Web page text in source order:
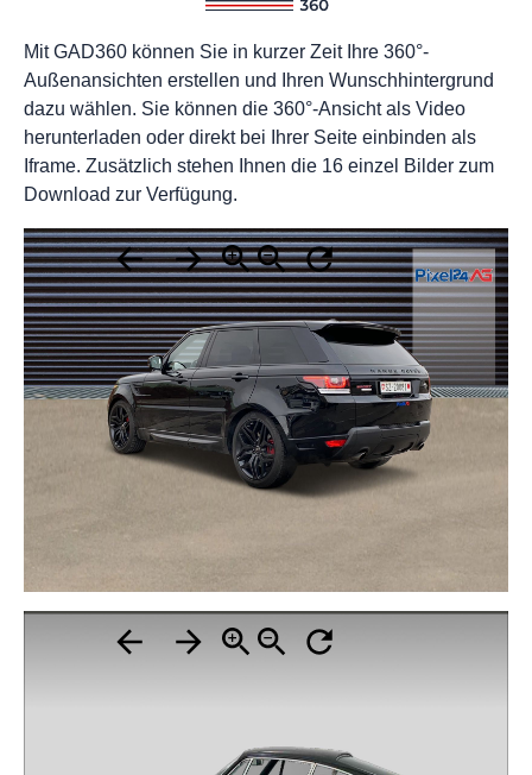
Mit GAD360 können Sie in kurzer Zeit Ihre 360°-
Außenansichten erstellen und Ihren Wunschhintergrund
dazu wählen. Sie können die 360°-Ansicht als Video
herunterladen oder direkt bei Ihrer Seite einbinden als
Iframe. Zusätzlich stehen Ihnen die 16 einzel Bilder zum
Download zur Verfügung.